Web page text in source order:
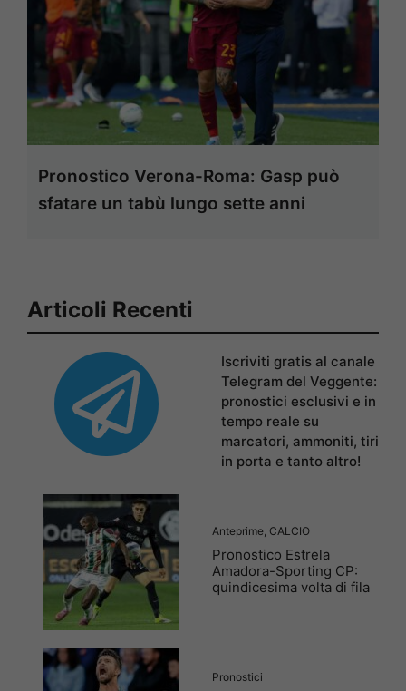
Pronostico Verona-Roma: Gasp può
sfatare un tabù lungo sette anni
Articoli Recenti
Iscriviti gratis al canale
Telegram del Veggente:
pronostici esclusivi e in
tempo reale su
marcatori, ammoniti, tiri
in porta e tanto altro!
Anteprime, CALCIO
Pronostico Estrela
Amadora-Sporting CP:
quindicesima volta di fila
Pronostici